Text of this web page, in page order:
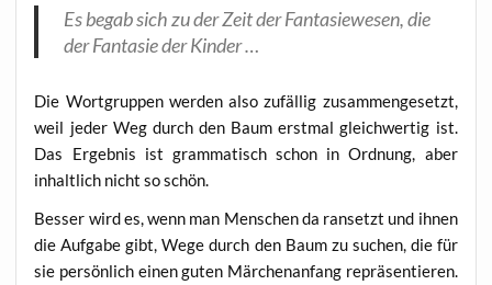
Es begab sich zu der Zeit der Fan­ta­sie­we­sen, die
der Fan­ta­sie der Kinder …
Die Wort­grup­pen wer­den also zufäl­lig zusam­men­ge­setzt,
weil jeder Weg durch den Baum erst­mal gleich­wer­tig ist.
Das Ergeb­nis ist gram­ma­tisch schon in Ord­nung, aber
inhalt­lich nicht so schön.
Bes­ser wird es, wenn man Men­schen da ran­setzt und ihnen
die Auf­ga­be gibt, Wege durch den Baum zu suchen, die für
sie per­sön­lich einen guten Mär­chen­an­fang reprä­sen­tie­ren.